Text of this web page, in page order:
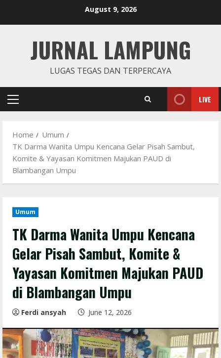
August 9, 2026
JURNAL LAMPUNG
LUGAS TEGAS DAN TERPERCAYA
Primary
LIVE
Home
Umum
TK Darma Wanita Umpu Kencana Gelar Pisah Sambut,
Komite & Yayasan Komitmen Majukan PAUD di
Blambangan Umpu
Umum
TK Darma Wanita Umpu Kencana
Gelar Pisah Sambut, Komite &
Yayasan Komitmen Majukan PAUD
di Blambangan Umpu
Ferdi ansyah June 12, 2026